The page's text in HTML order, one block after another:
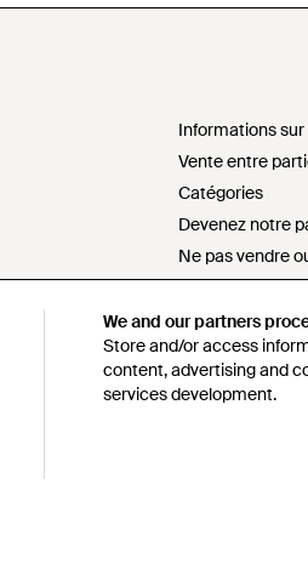
We and our partners
Store and/or access
content, advertising and
services development.
Informations
Vente entre
Catégories
Devenez notre
Ne pas vendre
Déclaration sur
s172 déclaration
Politique
Code de